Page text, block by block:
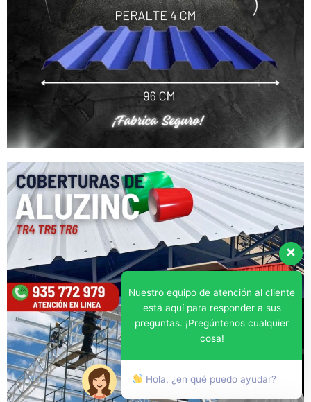
Nuestro equipo de atención al cliente
está aquí para responder a sus
preguntas. ¡Pregúntenos cualquier
cosa!
Hola, ¿en qué puedo ayudar?